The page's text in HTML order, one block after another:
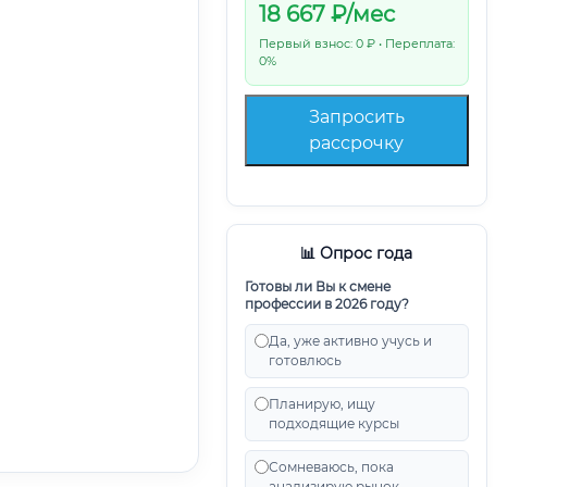
18 667₽/мес
Первый взнос: 0 ₽ • Переплата:
0%
Запросить
рассрочку
📊 Опрос года
Готовы ли Вы к смене
профессии в 2026 году?
Да, уже активно учусь и
готовлюсь
Планирую, ищу
подходящие курсы
Сомневаюсь, пока